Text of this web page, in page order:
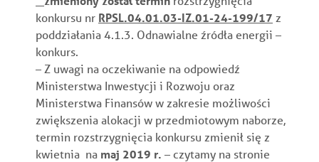
konkursu nr RPSL.04.01.03-IZ.01-24-199/17 z
poddziałania 4.1.3. Odnawialne źródła energii –
konkurs.
– Z uwagi na oczekiwanie na odpowiedź
Ministerstwa Inwestycji i Rozwoju oraz
Ministerstwa Finansów w zakresie możliwości
zwiększenia alokacji w przedmiotowym naborze,
termin rozstrzygnięcia konkursu zmienił się z
kwietnia na maj 2019 r. – czytamy na stronie